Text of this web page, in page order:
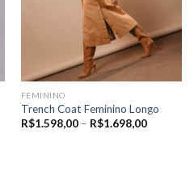
FEMININO
Trench Coat Feminino Longo
R$1.598,00 – R$1.698,00Price